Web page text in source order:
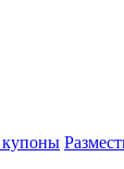
купоны